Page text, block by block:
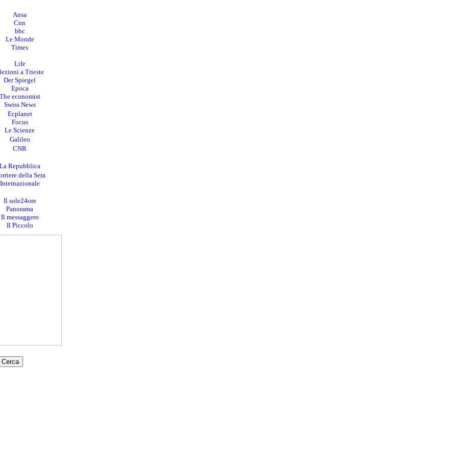
Ansa
Cnn
bbc
Le Monde
Times
Life
a Trieste
Der Spiegel
Epoca
economist
Swiss News
Ecplanet
Focus
Le Scienze
Galileo
CNR
Repubblica
della Sera
Internazionale
Il sole24ore
Panorama
Il messaggero
Il Piccolo